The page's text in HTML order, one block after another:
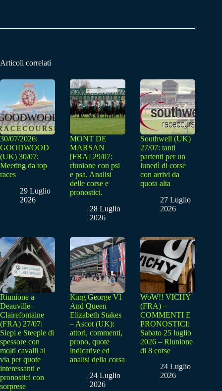
Articoli correlati
30/07/2026:
GOODWOOD
(UK) 30/07:
Meeting da top
races
29 Luglio
2026
MONT DE
MARSAN
[FRA] 29/07:
riunione con psi
e psa. Analisi
delle corse e
pronostici.
28 Luglio
2026
Southwell (UK)
27/07: tanti
partenti per un
lunedì di corse
con arrivi da
quota alta
27 Luglio
2026
Riunione a
Deauville-
Clairefontaine
(FRA) 27/07:
Siepi e Steeple di
spessore con
molti cavalli al
via per quote
interessanti e
pronostici con
sorprese
King George VI
And Queen
Elizabeth Stakes
– Ascot (UK):
attori, commenti,
prono, quote
indicative ed
analisi della corsa
24 Luglio
2026
WoW!! VICHY
(FRA) –
COMMENTI E
PRONOSTICI:
Sabato 25 luglio
2026 – Riunione
di 8 corse
24 Luglio
2026